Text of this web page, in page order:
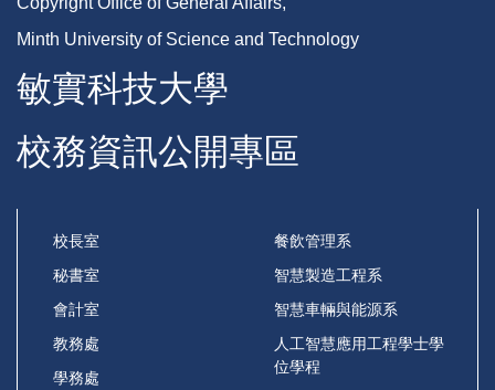
Minth University of Science and Technology
敏實科技大學
校務資訊公開專區
校長室
秘書室
會計室
教務處
學務處
餐飲管理系
智慧製造工程系
智慧車輛與能源系
人工智慧應用工程學士學
位學程